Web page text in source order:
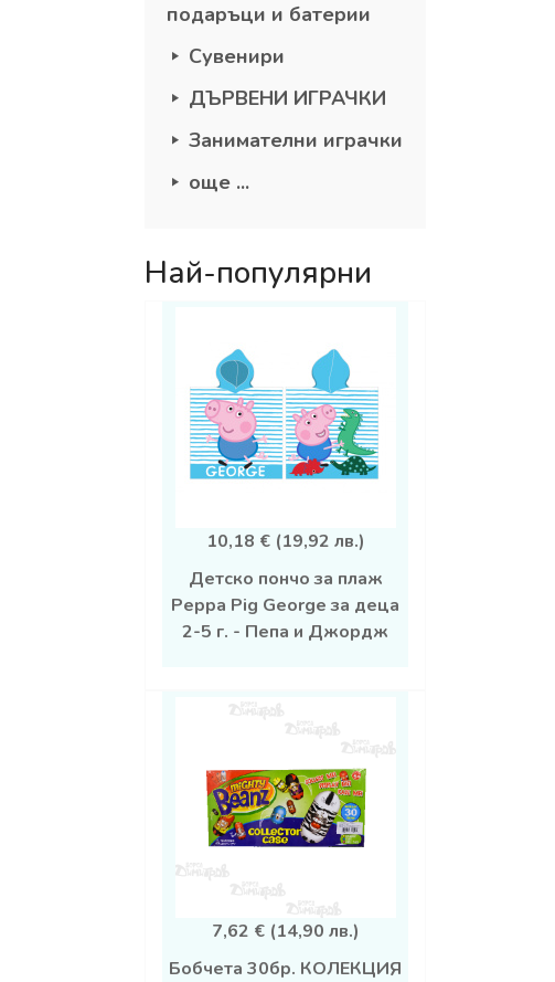
подаръци и батерии
Сувенири
ДЪРВЕНИ ИГРАЧКИ
Занимателни играчки
още ...
Най-популярни
10,18 € (19,92 лв.)
Детско пончо за плаж
Peppa Pig George за деца
2-5 г. - Пепа и Джордж
7,62 € (14,90 лв.)
Бобчета 30бр. КОЛЕКЦИЯ